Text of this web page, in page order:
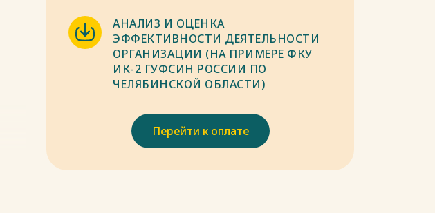
АНАЛИЗ И ОЦЕНКА
ЭФФЕКТИВНОСТИ ДЕЯТЕЛЬНОСТИ
ОРГАНИЗАЦИИ (НА ПРИМЕРЕ ФКУ
ИК-2 ГУФСИН РОССИИ ПО
ЧЕЛЯБИНСКОЙ ОБЛАСТИ)
Перейти к оплате